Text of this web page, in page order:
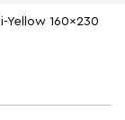
Yellow 160x230